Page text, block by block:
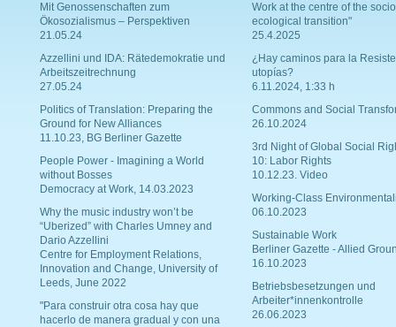
Mit Genossenschaften zum
Ökosozialismus – Perspektiven
21.05.24
Azzellini und IDA: Rätedemokratie und
Arbeitszeitrechnung
27.05.24
Politics of Translation: Preparing the
Ground for New Alliances
11.10.23, BG Berliner Gazette
People Power - Imagining a World
without Bosses
Democracy at Work, 14.03.2023
Why the music industry won’t be
“Uberized” with Charles Umney and
Dario Azzellini
Centre for Employment Relations,
Innovation and Change, University of
Leeds, June 2022
"Para construir otra cosa hay que
hacerlo de manera gradual y con una
Work at the centre of the
ecological transition"
25.4.2025
¿Hay caminos para la
utopías?
6.11.2024, 1:33 h
Commons and Social
26.10.2024
3rd Night of Global Social
10: Labor Rights
10.12.23. Video
Working-Class
06.10.2023
Sustainable Work
Berliner Gazette - Allied
16.10.2023
Betriebsbesetzungen und
Arbeiter*innenkontrolle
26.06.2023